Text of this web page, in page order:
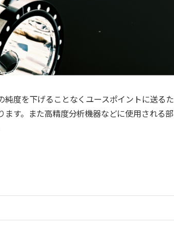
度を下げることなくユースポイントに送るた
す。また高精度分析機器などに使用される部